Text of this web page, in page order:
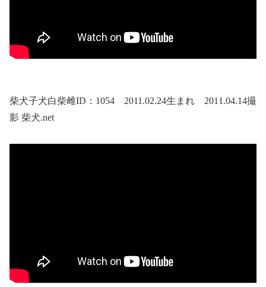
柴犬子犬白柴雌ID：1054 2011.02.24生まれ 2011.04.14撮
影 柴犬.net